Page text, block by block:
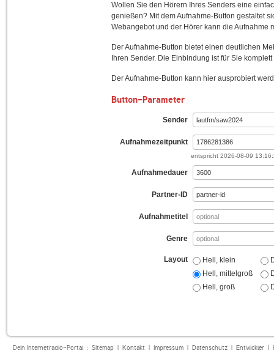
Wollen Sie den Hörern Ihres Senders eine
genießen? Mit dem Aufnahme-Button gestaltet
Webangebot und der Hörer kann die Aufnahme
Der Aufnahme-Button bietet einen deutlichen
Ihren Sender. Die Einbindung ist für Sie
Der Aufnahme-Button kann hier ausprobiert
Button-Parameter
Sender
Aufnahmezeitpunkt
entspricht 2026-08-09
Aufnahmedauer
Partner-ID
Aufnahmetitel
Genre
Layout
Hell, klein
Hell, mittelgroß
Hell, groß
Dein Internetradio-Portal : Sitemap| Kontakt| Impressum| Datenschutz| Entwickler|